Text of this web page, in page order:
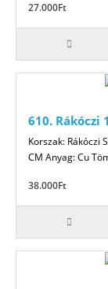
27.000Ft
610. Rákóczi
Korszak: Rákóczi
CM Anyag: Cu
38.000Ft